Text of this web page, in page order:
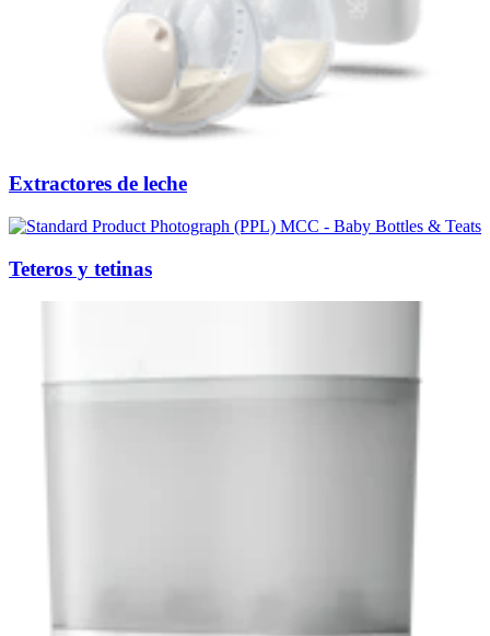
Extractores de leche
Teteros y tetinas